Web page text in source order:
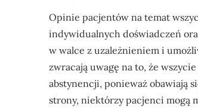
Opinie pacjentów na temat
indywidualnych doświadczeń
w walce z uzależnieniem i
zwracają uwagę na to, że
abstynencji, ponieważ obawiają
strony, niektórzy pacjenci mogą